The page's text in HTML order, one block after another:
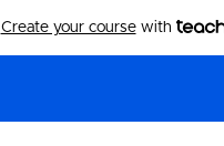
Create your coursewith